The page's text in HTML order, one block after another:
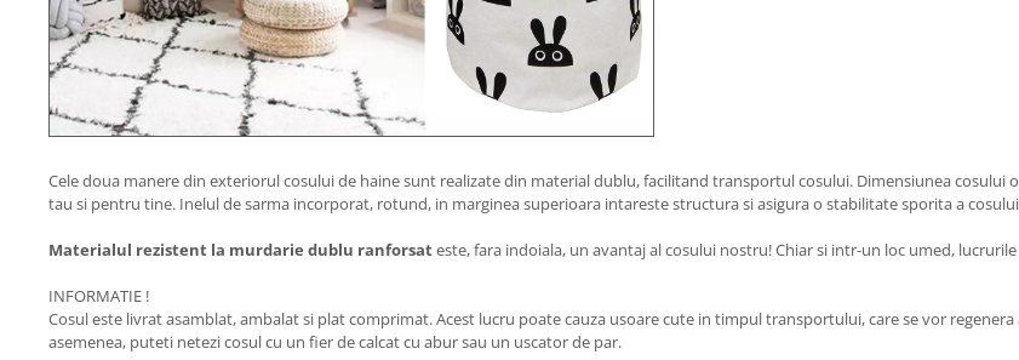
Cele doua manere din exteriorul cosului de haine sunt realizate din material dublu, facilitand transportul cosului. Dimensiunea cosului
tau si pentru tine. Inelul de sarma incorporat, rotund, in marginea superioara intareste structura si asigura o stabilitate sporita a
Materialul rezistent la murdarie dublu ranforsateste, fara indoiala, un avantaj al cosului nostru! Chiar si intr-un loc umed,
INFORMATIE !
Cosul este livrat asamblat, ambalat si plat comprimat. Acest lucru poate cauza usoare cute in timpul transportului, care se vor
asemenea, puteti netezi cosul cu un fier de calcat cu abur sau un uscator de par.